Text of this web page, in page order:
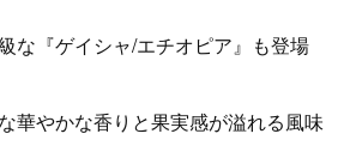
な『ゲイシャ/エチオピア』も登場
華やかな香りと果実感が溢れる風味